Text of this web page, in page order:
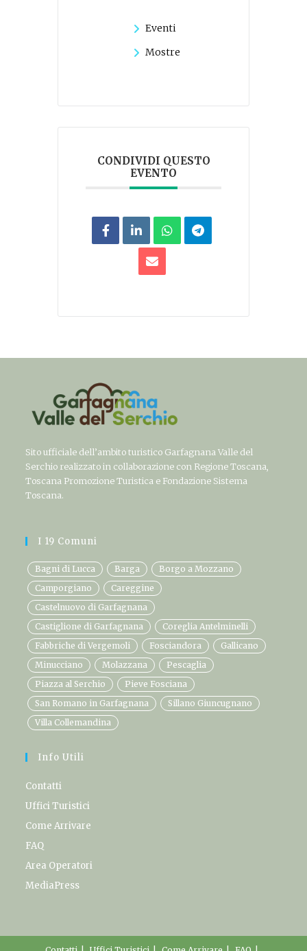
Eventi
Mostre
CONDIVIDI QUESTO
EVENTO
Sito ufficiale dell’ambito turistico Garfagnana Valle del
Serchio realizzato in collaborazione con Regione Toscana,
Toscana Promozione Turistica e Fondazione Sistema
Toscana.
I 19 Comuni
Bagni di Lucca Barga
Borgo a Mozzano
Camporgiano
Careggine
Castelnuovo di Garfagnana
Castiglione di Garfagnana
Coreglia Antelminelli
Fabbriche di Vergemoli
Fosciandora
Gallicano
Minucciano
Molazzana
Pescaglia
Piazza al Serchio
Pieve Fosciana
San Romano in Garfagnana
Sillano Giuncugnano
Villa Collemandina
Info Utili
Contatti
Uffici Turistici
Come Arrivare
FAQ
Area Operatori
MediaPress